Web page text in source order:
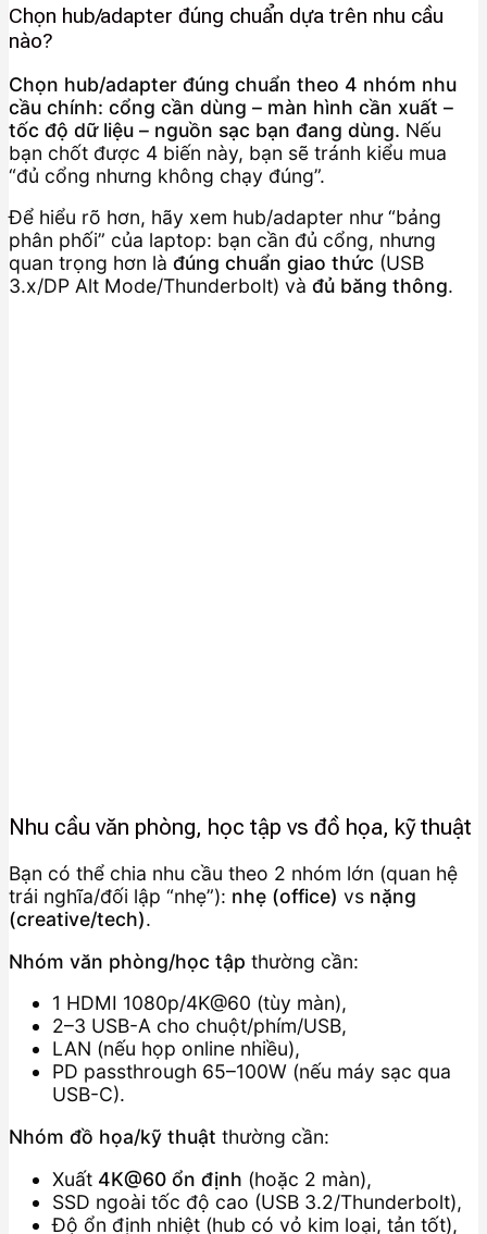
Chọn hub/adapter đúng chuẩn dựa trên nhu cầu
nào?
Chọn hub/adapter đúng chuẩn theo 4 nhóm nhu
cầu chính: cổng cần dùng – màn hình cần xuất –
tốc độ dữ liệu – nguồn sạc bạn đang dùng. Nếu
bạn chốt được 4 biến này, bạn sẽ tránh kiểu mua
“đủ cổng nhưng không chạy đúng”.
Để hiểu rõ hơn, hãy xem hub/adapter như “bảng
phân phối” của laptop: bạn cần đủ cổng, nhưng
quan trọng hơn là đúng chuẩn giao thức (USB
3.x/DP Alt Mode/Thunderbolt) và đủ băng thông.
Nhu cầu văn phòng, học tập vs đồ họa, kỹ thuật
Bạn có thể chia nhu cầu theo 2 nhóm lớn (quan hệ
trái nghĩa/đối lập “nhẹ”): nhẹ (office) vs nặng
(creative/tech).
Nhóm văn phòng/học tập thường cần:
1 HDMI 1080p/4K@60 (tùy màn),
2–3 USB-A cho chuột/phím/USB,
LAN (nếu họp online nhiều),
PD passthrough 65–100W (nếu máy sạc qua
USB-C).
Nhóm đồ họa/kỹ thuật thường cần:
Xuất 4K@60 ổn định (hoặc 2 màn),
SSD ngoài tốc độ cao (USB 3.2/Thunderbolt),
Độ ổn định nhiệt (hub có vỏ kim loại, tản tốt),